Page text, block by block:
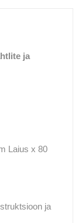
ja
Laius x 80
ja